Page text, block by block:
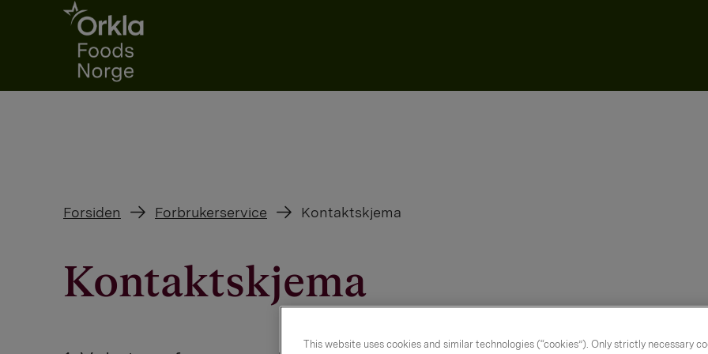
Go to frontpage
Forsiden Forbrukerservice Kontaktskjema
Kontaktskjema
This website uses cookies and similar technologies (“cookies”). Only strictly necessary